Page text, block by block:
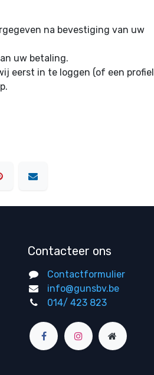
na bevestiging van uw
uw betaling.
eerst in te loggen (of een profiel
Contacteer ons
Contactformulier
info@gunsbv.be
014/ 423 823